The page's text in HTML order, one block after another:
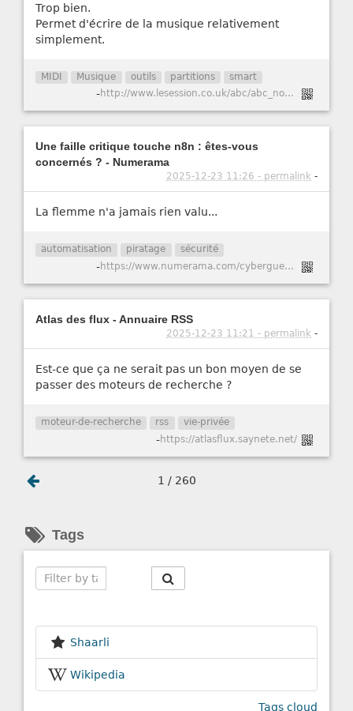
Trop bien.
Permet d'écrire de la musique relativement
simplement.
MIDI Musique outils partitions smart
- http://www.lesession.co.uk/abc/abc_notation.htm
Une faille critique touche n8n : êtes-vous
concernés ? - Numerama
2025-12-23 11:26 - permalink -
La flemme n'a jamais rien valu...
automatisation piratage sécurité
- https://www.numerama.com/cyberguerre/2147741-une-faille-critique-touche-n8n-etes-vous-concernes.html
Atlas des flux - Annuaire RSS
2025-12-23 11:21 - permalink -
Est-ce que ça ne serait pas un bon moyen de se
passer des moteurs de recherche ?
moteur-de-recherche rss vie-privée
-https://atlasflux.saynete.net/
1 / 260
Tags
Shaarli
Wikipedia
Tags cloud